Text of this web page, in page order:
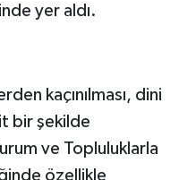
yer aldı.
kaçınılması, dini
bir şekilde
ve Topluluklarla
özellikle